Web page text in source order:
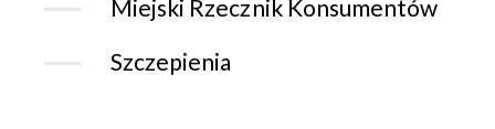
Miejski Rzecznik Konsumentów
Szczepienia